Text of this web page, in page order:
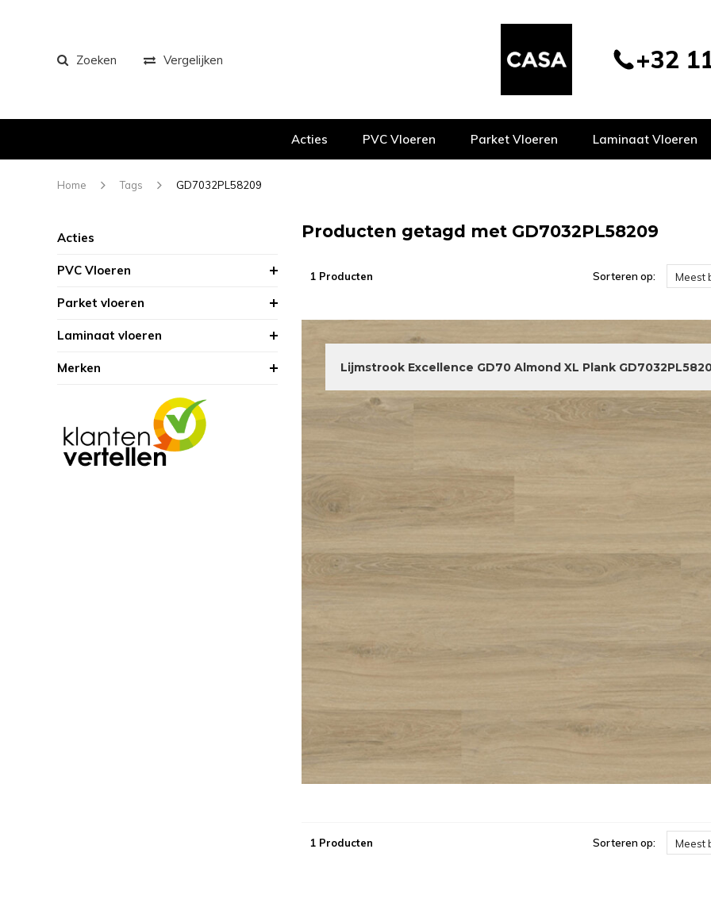
Zoeken Vergelijken +32
Acties PVC Vloeren Parket Vloeren Laminaat Vloeren
Home Tags GD7032PL58209
Acties
PVC Vloeren
Parket vloeren
Laminaat vloeren
Merken
Producten getagd met GD7032PL58209
1 Producten Sorteren op: Meest
Lijmstrook Excellence GD70 Almond XL Plank
1 Producten Sorteren op: Meest